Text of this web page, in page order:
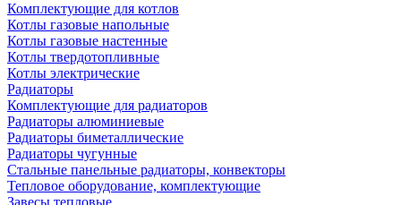
Комплектующие для котлов
Котлы газовые напольные
Котлы газовые настенные
Котлы твердотопливные
Котлы электрические
Радиаторы
Комплектующие для радиаторов
Радиаторы алюминиевые
Радиаторы биметаллические
Радиаторы чугунные
Стальные панельные радиаторы, конвекторы
Тепловое оборудование, комплектующие
Завесы тепловые